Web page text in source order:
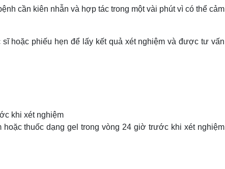
cần kiên nhẫn và hợp tác trong một vài phút vì có thể cảm
hoặc phiếu hẹn để lấy kết quả xét nghiệm và được tư vấn
khi xét nghiệm
thuốc dạng gel trong vòng 24 giờ trước khi xét nghiệm